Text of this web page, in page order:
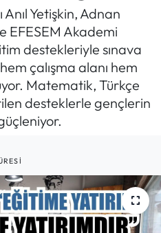
Yetişkin, Adnan
EFESEM Akademi
destekleriyle sınava
çalışma alanı hem
Matematik, Türkçe
desteklerle gençlerin